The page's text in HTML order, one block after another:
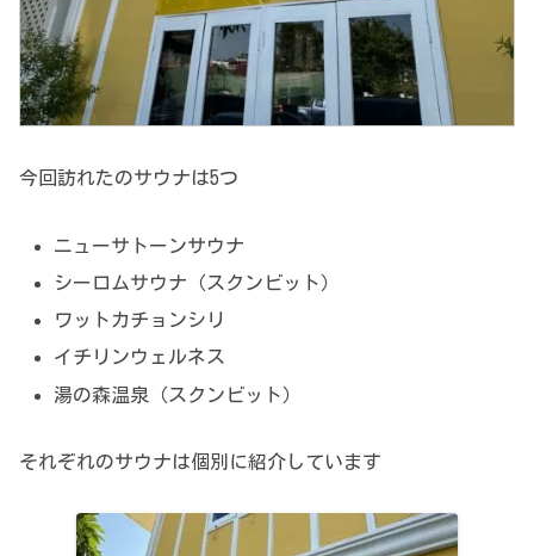
今回訪れたのサウナは5つ
ニューサトーンサウナ
シーロムサウナ（スクンビット）
ワットカチョンシリ
イチリンウェルネス
湯の森温泉（スクンビット）
それぞれのサウナは個別に紹介しています